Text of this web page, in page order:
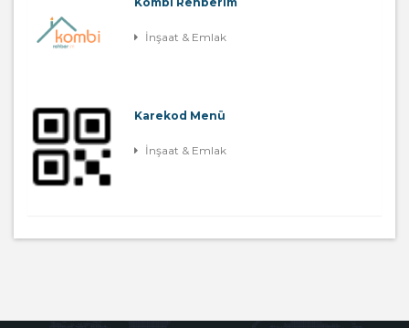
İnşaat & Emlak
Karekod Menü
İnşaat & Emlak